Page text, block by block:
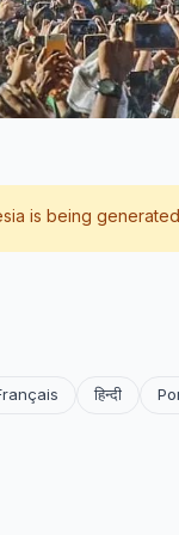
is being
हिन्दी